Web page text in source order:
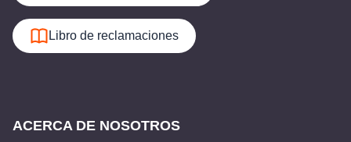
Libro de reclamaciones
ACERCA DE NOSOTROS